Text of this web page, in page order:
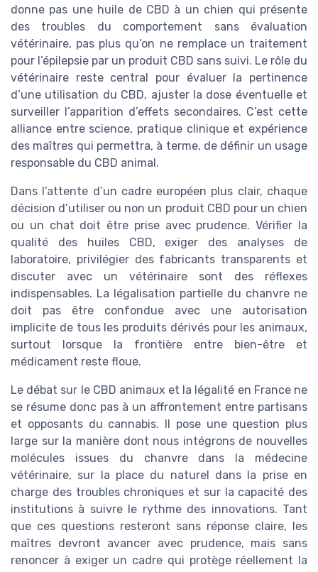
donne pas une huile de CBD à un chien qui présente
des troubles du comportement sans évaluation
vétérinaire, pas plus qu’on ne remplace un traitement
pour l’épilepsie par un produit CBD sans suivi. Le rôle du
vétérinaire reste central pour évaluer la pertinence
d’une utilisation du CBD, ajuster la dose éventuelle et
surveiller l’apparition d’effets secondaires. C’est cette
alliance entre science, pratique clinique et expérience
des maîtres qui permettra, à terme, de définir un usage
responsable du CBD animal.
Dans l’attente d’un cadre européen plus clair, chaque
décision d’utiliser ou non un produit CBD pour un chien
ou un chat doit être prise avec prudence. Vérifier la
qualité des huiles CBD, exiger des analyses de
laboratoire, privilégier des fabricants transparents et
discuter avec un vétérinaire sont des réflexes
indispensables. La légalisation partielle du chanvre ne
doit pas être confondue avec une autorisation
implicite de tous les produits dérivés pour les animaux,
surtout lorsque la frontière entre bien-être et
médicament reste floue.
Le débat sur le CBD animaux et la légalité en France ne
se résume donc pas à un affrontement entre partisans
et opposants du cannabis. Il pose une question plus
large sur la manière dont nous intégrons de nouvelles
molécules issues du chanvre dans la médecine
vétérinaire, sur la place du naturel dans la prise en
charge des troubles chroniques et sur la capacité des
institutions à suivre le rythme des innovations. Tant
que ces questions resteront sans réponse claire, les
maîtres devront avancer avec prudence, mais sans
renoncer à exiger un cadre qui protège réellement la